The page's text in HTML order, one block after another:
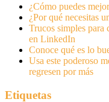
¿Cómo puedes
¿Por qué necesitas
Trucos simples para
en LinkedIn
Conoce qué es lo
Usa este poderoso
regresen por más
Etiquetas